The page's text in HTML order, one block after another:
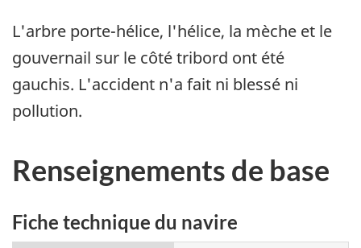
L'arbre porte-hélice, l'hélice, la mèche et le
gouvernail sur le côté tribord ont été
gauchis. L'accident n'a fait ni blessé ni
pollution.
Renseignements de base
Fiche technique du navire